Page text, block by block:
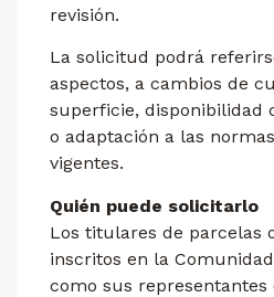
revisión.
La solicitud podrá
aspectos, a cambios de
superficie, disponibilidad
o adaptación a las
vigentes.
Quién puede solicitarlo
Los titulares de parcelas
inscritos en la
como sus representantes